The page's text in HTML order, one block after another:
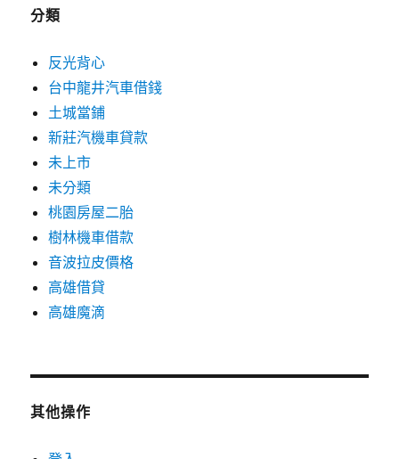
分類
反光背心
台中龍井汽車借錢
土城當鋪
新莊汽機車貸款
未上市
未分類
桃園房屋二胎
樹林機車借款
音波拉皮價格
高雄借貸
高雄魔滴
其他操作